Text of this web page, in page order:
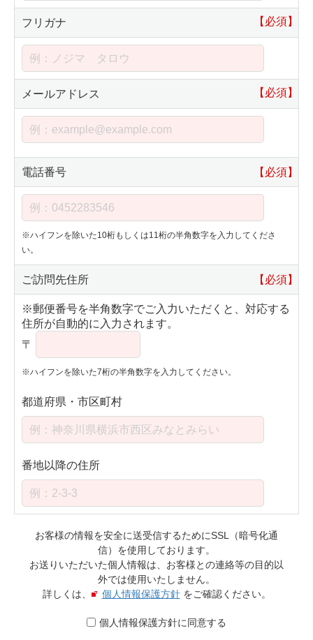
フリガナ 【必須】
メールアドレス 【必須】
電話番号 【必須】
※ハイフンを除いた10桁もしくは11桁の半角数字を入力してくださ
い。
ご訪問先住所 【必須】
※郵便番号を半角数字でご入力いただくと、対応する
住所が自動的に入力されます。
〒
※ハイフンを除いた7桁の半角数字を入力してください。
都道府県・市区町村
番地以降の住所
お客様の情報を安全に送受信するためにSSL（暗号化通
信）を使用しております。
お送りいただいた個人情報は、お客様との連絡等の目的以
外では使用いたしません。
詳しくは、
個人情報保護方針をご確認ください。
個人情報保護方針に同意する